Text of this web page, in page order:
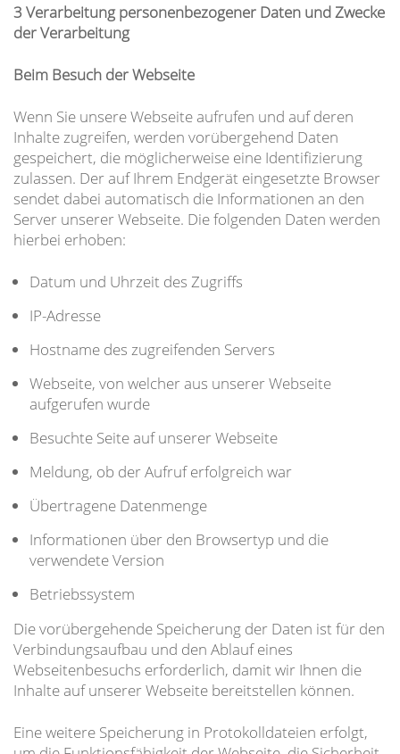
3 Verarbeitung personenbezogener Daten und Zwecke
der Verarbeitung
Beim Besuch der Webseite
Wenn Sie unsere Webseite aufrufen und auf deren
Inhalte zugreifen, werden vorübergehend Daten
gespeichert, die möglicherweise eine Identifizierung
zulassen. Der auf Ihrem Endgerät eingesetzte Browser
sendet dabei automatisch die Informationen an den
Server unserer Webseite. Die folgenden Daten werden
hierbei erhoben:
Datum und Uhrzeit des Zugriffs
IP-Adresse
Hostname des zugreifenden Servers
Webseite, von welcher aus unserer Webseite
aufgerufen wurde
Besuchte Seite auf unserer Webseite
Meldung, ob der Aufruf erfolgreich war
Übertragene Datenmenge
Informationen über den Browsertyp und die
verwendete Version
Betriebssystem
Die vorübergehende Speicherung der Daten ist für den
Verbindungsaufbau und den Ablauf eines
Webseitenbesuchs erforderlich, damit wir Ihnen die
Inhalte auf unserer Webseite bereitstellen können.
Eine weitere Speicherung in Protokolldateien erfolgt,